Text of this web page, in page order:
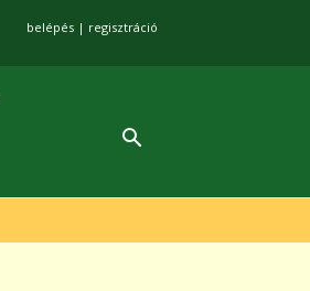
belépés | regisztráció